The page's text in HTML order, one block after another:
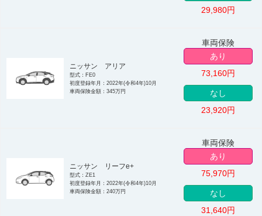
29,980円
ニッサン アリア
型式：FE0
初度登録年月：2022年(令和4年)10月
車両保険金額：345万円
車両保険
あり
73,160円
なし
23,920円
ニッサン リーフe+
型式：ZE1
初度登録年月：2022年(令和4年)10月
車両保険金額：240万円
車両保険
あり
75,970円
なし
31,640円